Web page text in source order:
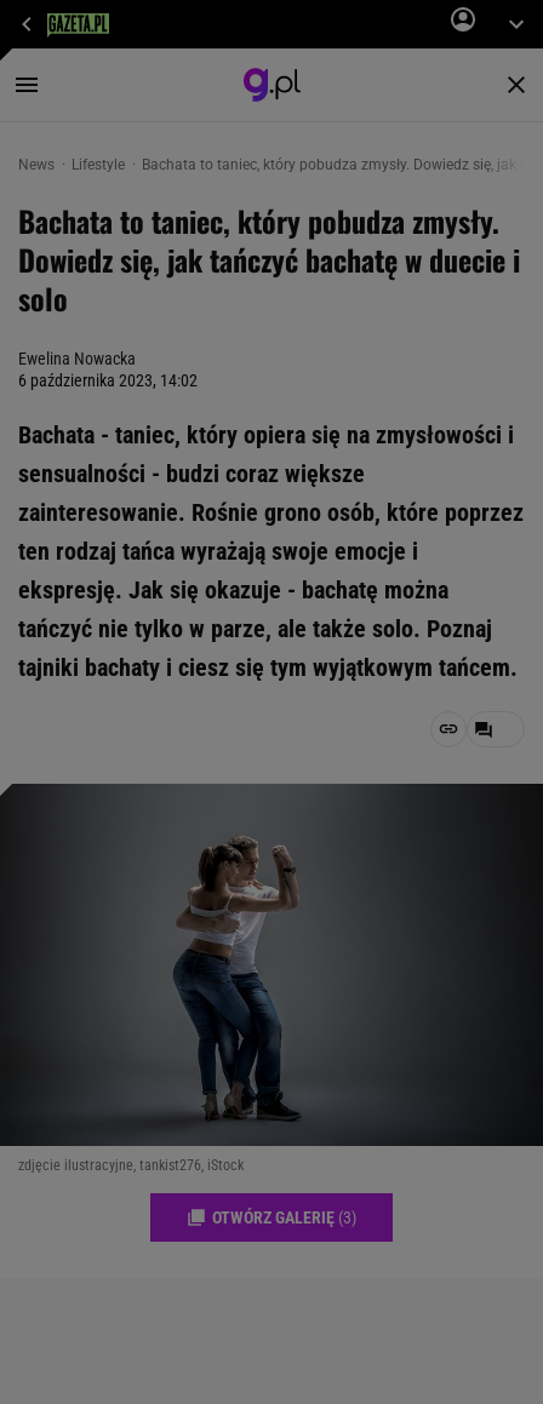
News Lifestyle Bachata to taniec, który pobudza zmysły. Dowiedz się, jak
Bachata to taniec, który pobudza zmysły.
Dowiedz się, jak tańczyć bachatę w duecie i
solo
Ewelina Nowacka
6 października 2023, 14:02
Bachata - taniec, który opiera się na zmysłowości i
sensualności - budzi coraz większe
zainteresowanie. Rośnie grono osób, które poprzez
ten rodzaj tańca wyrażają swoje emocje i
ekspresję. Jak się okazuje - bachatę można
tańczyć nie tylko w parze, ale także solo. Poznaj
tajniki bachaty i ciesz się tym wyjątkowym tańcem.
zdjęcie ilustracyjne, tankist276, iStock
OTWÓRZ GALERIĘ (3)